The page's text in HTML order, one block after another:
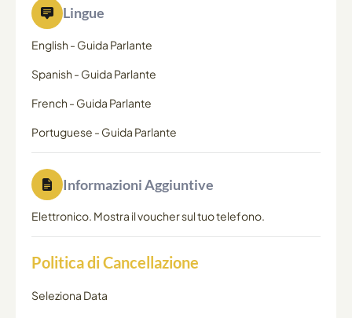
Lingue
English - Guida Parlante
Spanish - Guida Parlante
French - Guida Parlante
Portuguese - Guida Parlante
Informazioni Aggiuntive
Elettronico. Mostra il voucher sul tuo telefono.
Politica di Cancellazione
Seleziona Data